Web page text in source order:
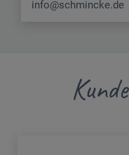
info@schmincke.de